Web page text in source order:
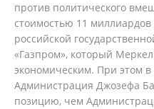
против политического
стоимостью 11
российской
«Газпром», который
экономическим. При этом
Администрация Джозефа
позицию, чем